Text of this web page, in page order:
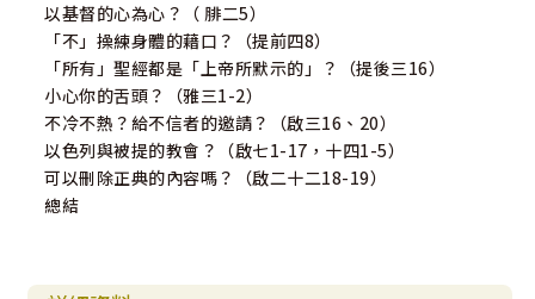
以基督的心為心？（ 腓二5）
「不」操練身體的藉口？（提前四8）
「所有」聖經都是「上帝所默示的」？（提後三16）
小心你的舌頭？（雅三1-2）
不冷不熱？給不信者的邀請？（啟三16、20）
以色列與被提的教會？（啟七1-17，十四1-5）
可以刪除正典的內容嗎？（啟二十二18-19）
總結